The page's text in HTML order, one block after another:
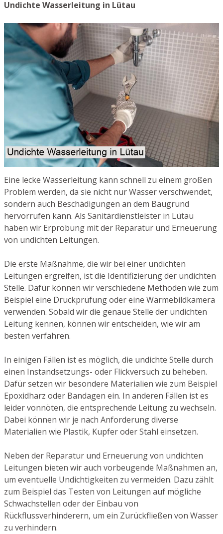
Undichte Wasserleitung in Lütau
Eine lecke Wasserleitung kann schnell zu einem großen
Problem werden, da sie nicht nur Wasser verschwendet,
sondern auch Beschädigungen an dem Baugrund
hervorrufen kann. Als Sanitärdienstleister in Lütau
haben wir Erprobung mit der Reparatur und Erneuerung
von undichten Leitungen.
Die erste Maßnahme, die wir bei einer undichten
Leitungen ergreifen, ist die Identifizierung der undichten
Stelle. Dafür können wir verschiedene Methoden wie zum
Beispiel eine Druckprüfung oder eine Wärmebildkamera
verwenden. Sobald wir die genaue Stelle der undichten
Leitung kennen, können wir entscheiden, wie wir am
besten verfahren.
In einigen Fällen ist es möglich, die undichte Stelle durch
einen Instandsetzungs- oder Flickversuch zu beheben.
Dafür setzen wir besondere Materialien wie zum Beispiel
Epoxidharz oder Bandagen ein. In anderen Fällen ist es
leider vonnöten, die entsprechende Leitung zu wechseln.
Dabei können wir je nach Anforderung diverse
Materialien wie Plastik, Kupfer oder Stahl einsetzen.
Neben der Reparatur und Erneuerung von undichten
Leitungen bieten wir auch vorbeugende Maßnahmen an,
um eventuelle Undichtigkeiten zu vermeiden. Dazu zählt
zum Beispiel das Testen von Leitungen auf mögliche
Schwachstellen oder der Einbau von
Rückflussverhinderern, um ein Zurückfließen von Wasser
zu verhindern.